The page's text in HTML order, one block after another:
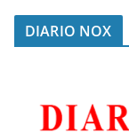
DIARIO NOX